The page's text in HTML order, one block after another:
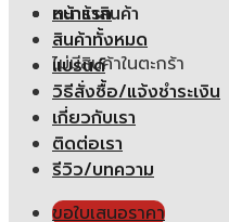
ตะกร้าสินค้า
ไม่มีสินค้าในตะกร้า
หน้าแรก
สินค้าทั้งหมด
แบรนด์
วิธีสั่งซื้อ/แจ้งชำระเงิน
เกี่ยวกับเรา
ติดต่อเรา
รีวิว/บทความ
ขอใบเสนอราคา